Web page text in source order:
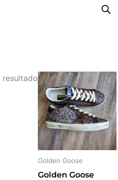
Golden Goose
Golden Goose
Este
producto
tiene
múltiples
variantes.
Las